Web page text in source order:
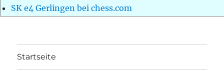
SK e4 Gerlingen bei chess.com
Startseite